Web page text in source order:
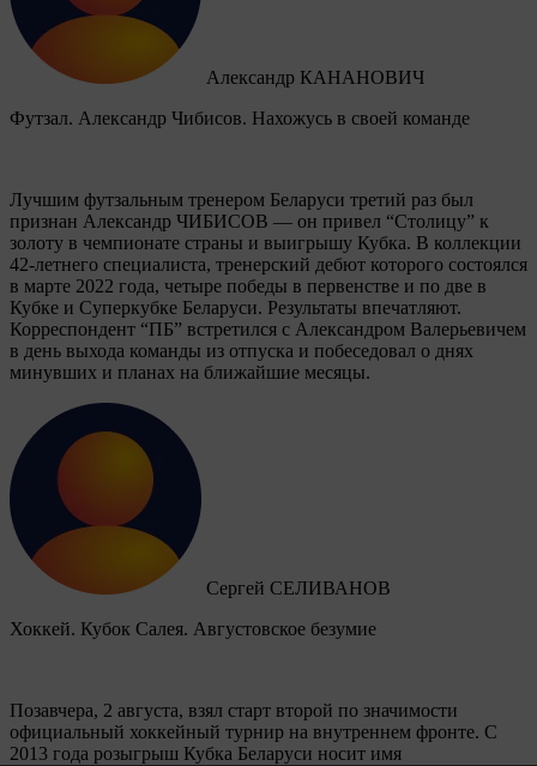
Александр КАНАНОВИЧ
Футзал. Александр Чибисов. Нахожусь в своей команде
Лучшим футзальным тренером Беларуси третий раз был
признан Александр ЧИБИСОВ — он привел “Столицу” к
золоту в чемпионате страны и выигрышу Кубка. В коллекции
42-летнего специалиста, тренерский дебют которого состоялся
в марте 2022 года, четыре победы в первенстве и по две в
Кубке и Суперкубке Беларуси. Результаты впечатляют.
Корреспондент “ПБ” встретился с Александром Валерьевичем
в день выхода команды из отпуска и побеседовал о днях
минувших и планах на ближайшие месяцы.
Сергей СЕЛИВАНОВ
Хоккей. Кубок Салея. Августовское безумие
Позавчера, 2 августа, взял старт второй по значимости
официальный хоккейный турнир на внутреннем фронте. C
2013 года розыгрыш Кубка Беларуси носит имя